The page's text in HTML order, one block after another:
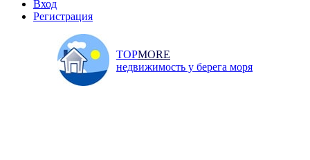
Вход
Регистрация
TOPMORE
недвижимость у берега моря